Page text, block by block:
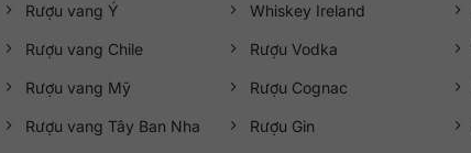
Rượu vang Ý
Rượu vang Chile
Rượu vang Mỹ
Rượu vang Tây Ban Nha
Whiskey Ireland
Rượu Vodka
Rượu Cognac
Rượu Gin